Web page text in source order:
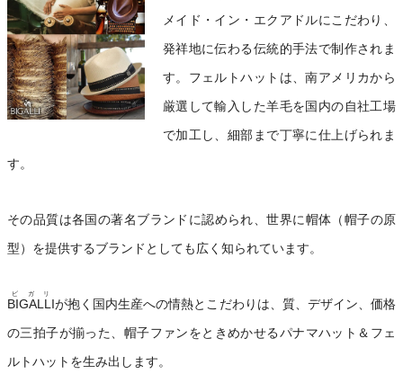
メイド・イン・エクアドルにこだわり、
発祥地に伝わる伝統的手法で制作されま
す。フェルトハットは、南アメリカから
厳選して輸入した羊毛を国内の自社工場
で加工し、細部まで丁寧に仕上げられま
す。
その品質は各国の著名ブランドに認められ、世界に帽体（帽子の原
型）を提供するブランドとしても広く知られています。
BIGALLI
ビガリ
が抱く国内生産への情熱とこだわりは、質、デザイン、価格
の三拍子が揃った、帽子ファンをときめかせるパナマハット＆フェ
ルトハットを生み出します。